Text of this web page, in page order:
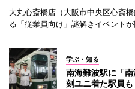
大丸心斎橋店（大阪市中央区心斎
る「従業員向け」謎解きイベントが
学ぶ・知る
南海難波駅に「
刻ユニ着た駅員も